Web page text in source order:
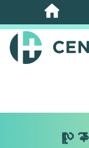
အဓိက
အကြောင်းအရာ
သို့
လူန